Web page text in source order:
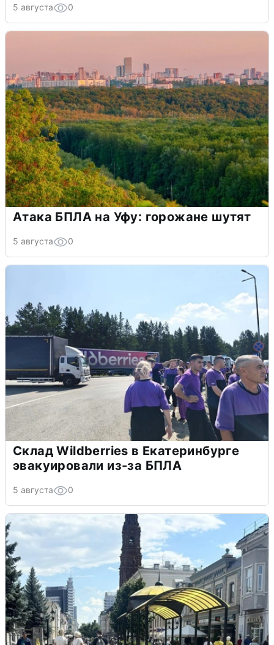
5 августа 0
Атака БПЛА на Уфу: горожане шутят
5 августа 0
Склад Wildberries в Екатеринбурге
эвакуировали из-за БПЛА
5 августа 0